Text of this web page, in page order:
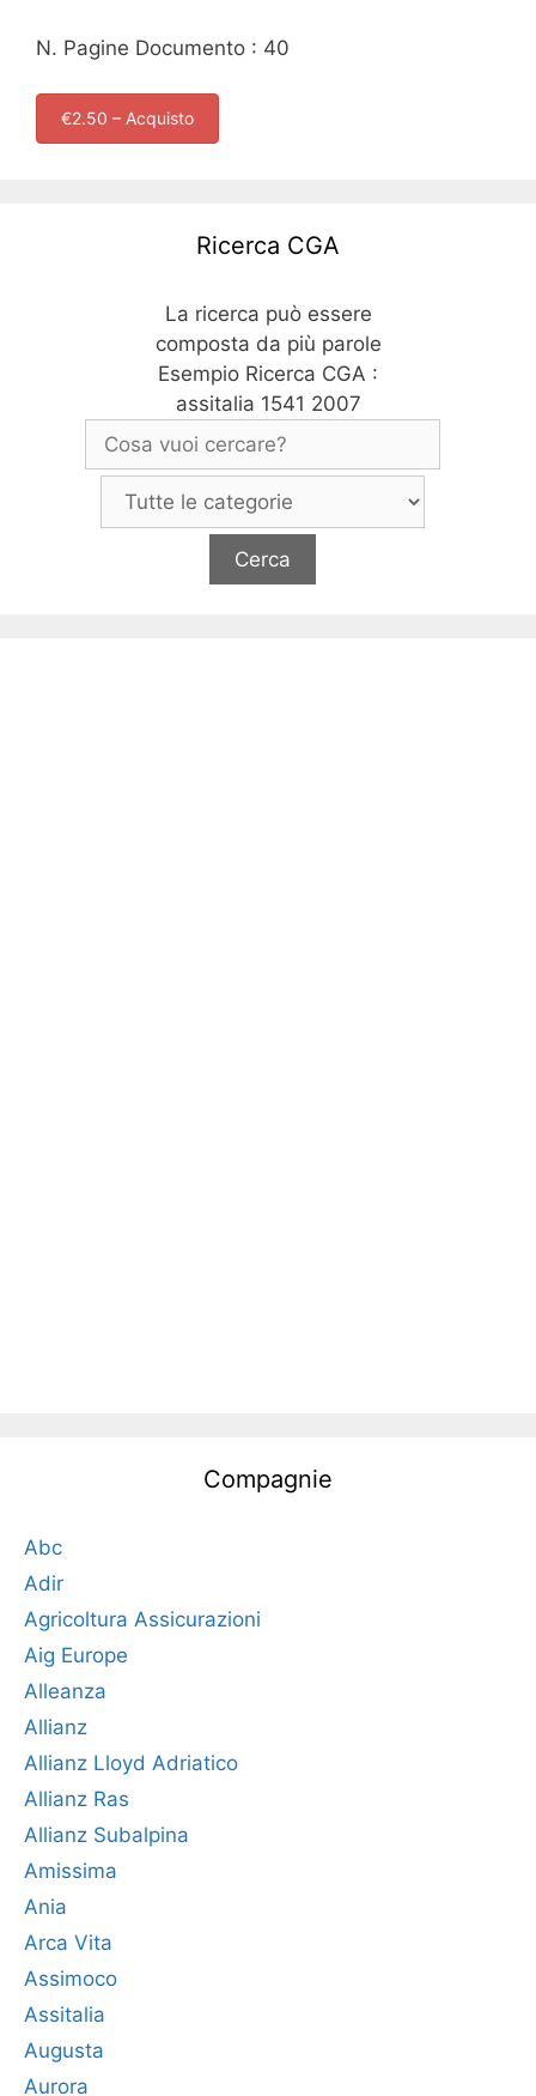
N. Pagine Documento : 40
€2.50 – Acquisto
Ricerca CGA
La ricerca può essere
composta da più parole
Esempio Ricerca CGA :
assitalia 1541 2007
Compagnie
Abc
Adir
Agricoltura Assicurazioni
Aig Europe
Alleanza
Allianz
Allianz Lloyd Adriatico
Allianz Ras
Allianz Subalpina
Amissima
Ania
Arca Vita
Assimoco
Assitalia
Augusta
Aurora